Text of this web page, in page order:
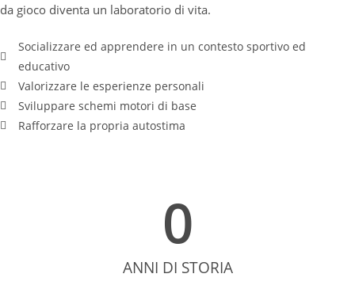
da gioco diventa un laboratorio di vita.
Socializzare ed apprendere in un contesto sportivo ed
educativo
Valorizzare le esperienze personali
Sviluppare schemi motori di base
Rafforzare la propria autostima
ANNI DI STORIA
0